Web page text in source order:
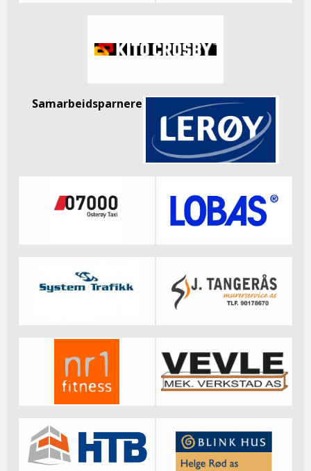
Samarbeidsparnere